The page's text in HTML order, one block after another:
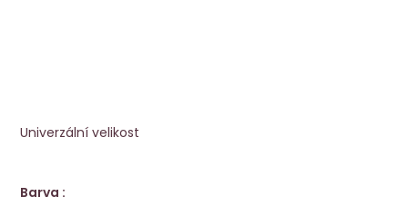
Univerzální velikost
Barva :